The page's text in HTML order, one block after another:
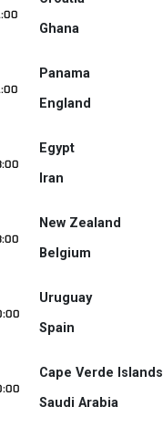
Ghana
Panama
England
Egypt
Iran
New Zealand
Belgium
Uruguay
Spain
Cape Verde Islands
Saudi Arabia